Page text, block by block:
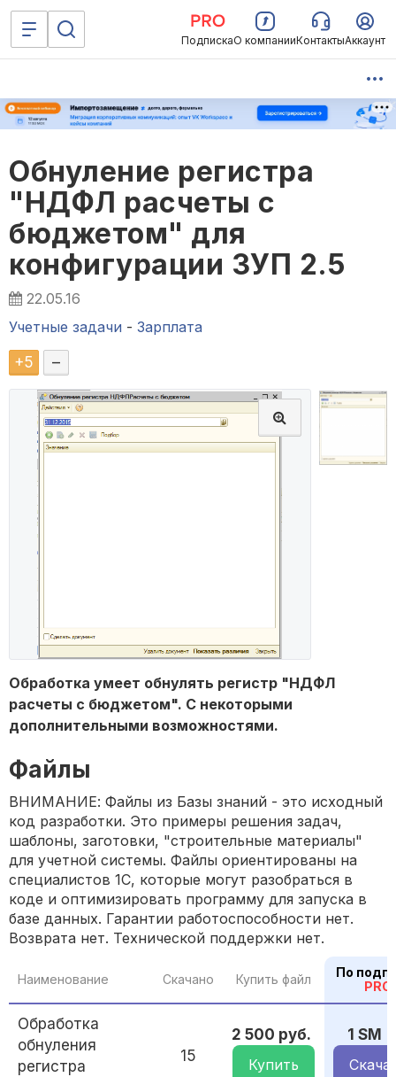
ПодпискаО компанииКонтактыАккаунт
Обнуление регистра
"НДФЛ расчеты с
бюджетом" для
конфигурации ЗУП 2.5
22.05.16
Учетные задачи - Зарплата
+5 –
Обработка умеет обнулять регистр "НДФЛ
расчеты с бюджетом". С некоторыми
дополнительными возможностями.
Файлы
ВНИМАНИЕ: Файлы из Базы знаний - это исходный
код разработки. Это примеры решения задач,
шаблоны, заготовки, "строительные материалы"
для учетной системы. Файлы ориентированы на
специалистов 1С, которые могут разобраться в
коде и оптимизировать программу для запуска в
базе данных. Гарантии работоспособности нет.
Возврата нет. Технической поддержки нет.
Наименование Скачано Купить файл
По
PRO
Обработка
обнуления
регистра
15
2 500 руб.
Купить
1 SM